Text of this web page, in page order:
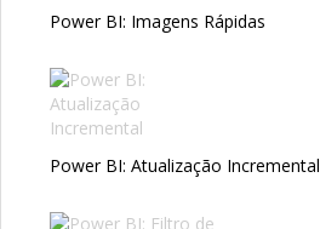
Power BI: Imagens Rápidas
Power BI: Atualização Incremental